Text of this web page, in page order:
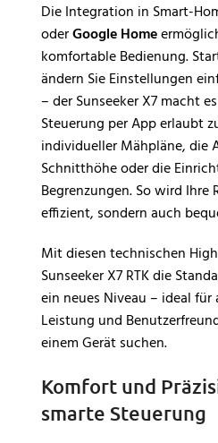
Die Integration in Smart-
oderGoogle Home
komfortable Bedienung.
ändern Sie Einstellungen
– der Sunseeker X7 macht
Steuerung per App erlaubt
individueller Mähpläne, die
Schnitthöhe oder die
Begrenzungen. So wird Ihre
effizient, sondern auch
Mit diesen technischen
Sunseeker X7 RTK die
ein neues Niveau – ideal für
Leistung und
einem Gerät suchen.
Komfort und
smarte Steuerung